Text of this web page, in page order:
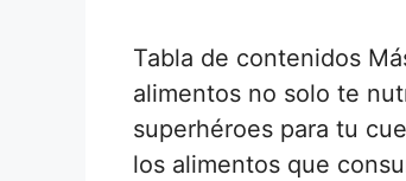
Tabla de contenidos
alimentos no solo te
superhéroes para tu
los alimentos que